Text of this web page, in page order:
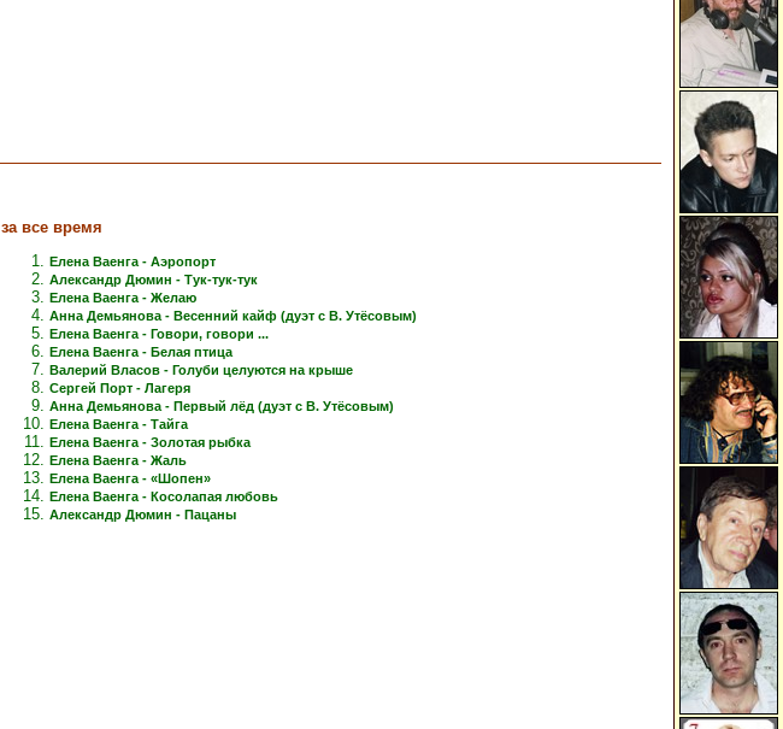
за все время
Елена Ваенга - Аэропорт
Александр Дюмин - Тук-тук-тук
Елена Ваенга - Желаю
Анна Демьянова - Весенний кайф (дуэт с В. Утёсовым)
Елена Ваенга - Говори, говори ...
Елена Ваенга - Белая птица
Валерий Власов - Голуби целуются на крыше
Сергей Порт - Лагеря
Анна Демьянова - Первый лёд (дуэт с В. Утёсовым)
Елена Ваенга - Тайга
Елена Ваенга - Золотая рыбка
Елена Ваенга - Жаль
Елена Ваенга - «Шопен»
Елена Ваенга - Косолапая любовь
Александр Дюмин - Пацаны